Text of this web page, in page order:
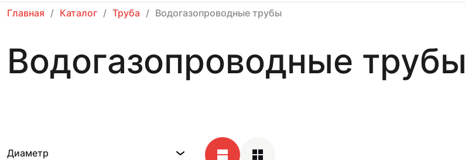
Главная Каталог Труба Водогазопроводные трубы
Водогазопроводные трубы
Диаметр